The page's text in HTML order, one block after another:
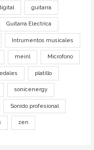
guitarra
Guitarra Electrica
Intrumentos musicales
meinl Microfono
platillo
sonicenergy
Sonido profesional
zen